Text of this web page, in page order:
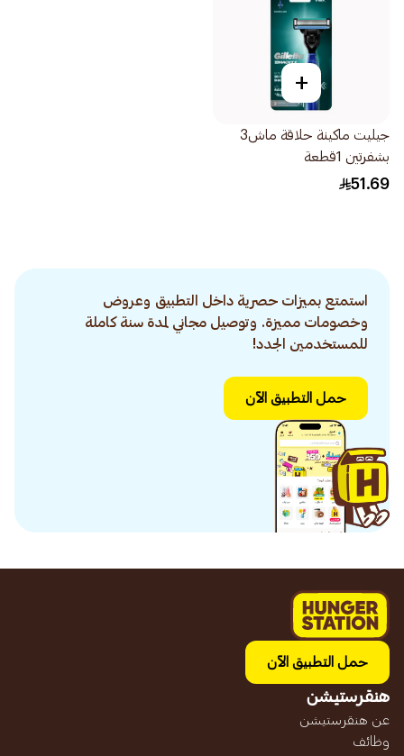
+
جيليت ماكينة حلاقة ماش3
بشفرتين 1قطعة
51.69
استمتع بميزات حصرية داخل التطبيق وعروض
وخصومات مميزة. وتوصيل مجاني لمدة سنة كاملة
للمستخدمين الجدد!
حمل التطبيق الآن
حمل التطبيق الآن
هنقرستيشن
عن هنقرستيشن
وظائف